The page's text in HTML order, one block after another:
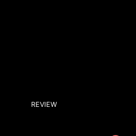
REVIEW